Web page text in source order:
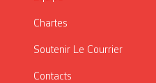
Chartes
Soutenir Le Courrier
Contacts